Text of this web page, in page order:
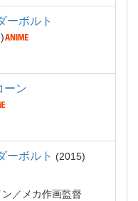
ーボルト
ーン
ーボルト
2015
メカ作画監督